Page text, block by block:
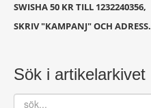
SWISHA 50 KR TILL 1232240356,
SKRIV "KAMPANJ" OCH ADRESS.
Sök i artikelarkivet
sök...